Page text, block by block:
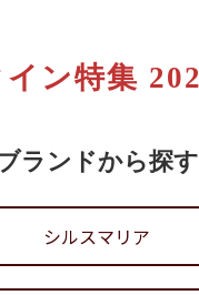
ン特集
ランドから探す
シルスマリア